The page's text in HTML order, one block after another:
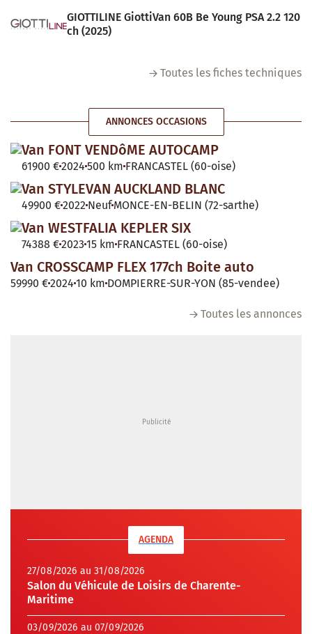
GIOTTILINE GiottiVan 60B Be Young PSA 2.2 120
ch (2025)
Toutes les fiches techniques
ANNONCES OCCASIONS
Van FONT VENDôME AUTOCAMP
61900 €2024 500 km FRANCASTEL (60-oise)
Van STYLEVAN AUCKLAND BLANC
49900 €2022 Neuf MONCE-EN-BELIN (72-sarthe)
Van WESTFALIA KEPLER SIX
74388 €2023 15 km FRANCASTEL (60-oise)
Van CROSSCAMP FLEX 177ch Boite auto
59990 €2024 10 km DOMPIERRE-SUR-YON (85-vendee)
Toutes les annonces
AGENDA
27/08/2026 au 31/08/2026
Salon du Véhicule de Loisirs de Charente-
Maritime
03/09/2026 au 07/09/2026